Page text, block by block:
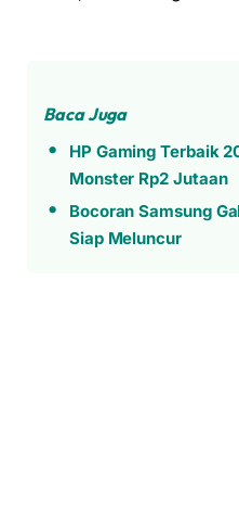
Baca Juga
HP Gaming Terbaik
Monster Rp2 Jutaan
Bocoran Samsung
Siap Meluncur